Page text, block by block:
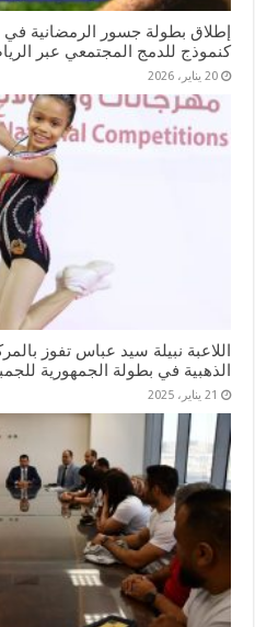
كنموذج للدمج المجتمعي عبر
20 يناير، 2026
اللاعبة نبيلة سيد عباس تفوز
الذهبية في بطولة الجمهورية
21 يناير، 2025